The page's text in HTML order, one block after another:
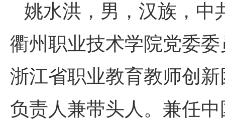
姚水洪，男，汉族，中
衢州职业技术学院党委
浙江省职业教育教师创
负责人兼带头人。兼任